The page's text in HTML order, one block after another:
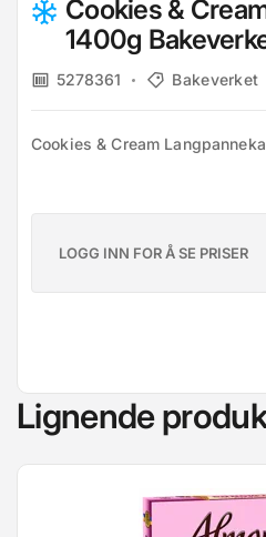
Cookies &
1400g
5278361 Bakeverket
Cookies & Cream
LOGG INN FOR Å SE PRISER
Lignende